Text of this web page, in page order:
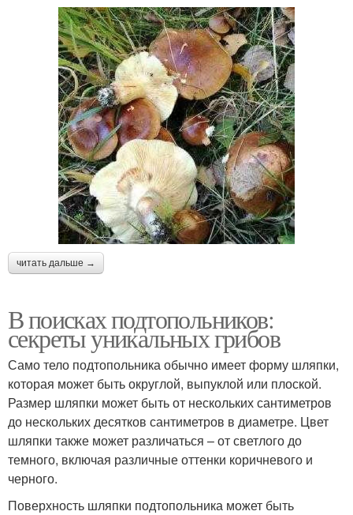
читать дальше →
В поисках подтопольников:
секреты уникальных грибов
Само тело подтопольника обычно имеет форму шляпки,
которая может быть округлой, выпуклой или плоской.
Размер шляпки может быть от нескольких сантиметров
до нескольких десятков сантиметров в диаметре. Цвет
шляпки также может различаться – от светлого до
темного, включая различные оттенки коричневого и
черного.
Поверхность шляпки подтопольника может быть